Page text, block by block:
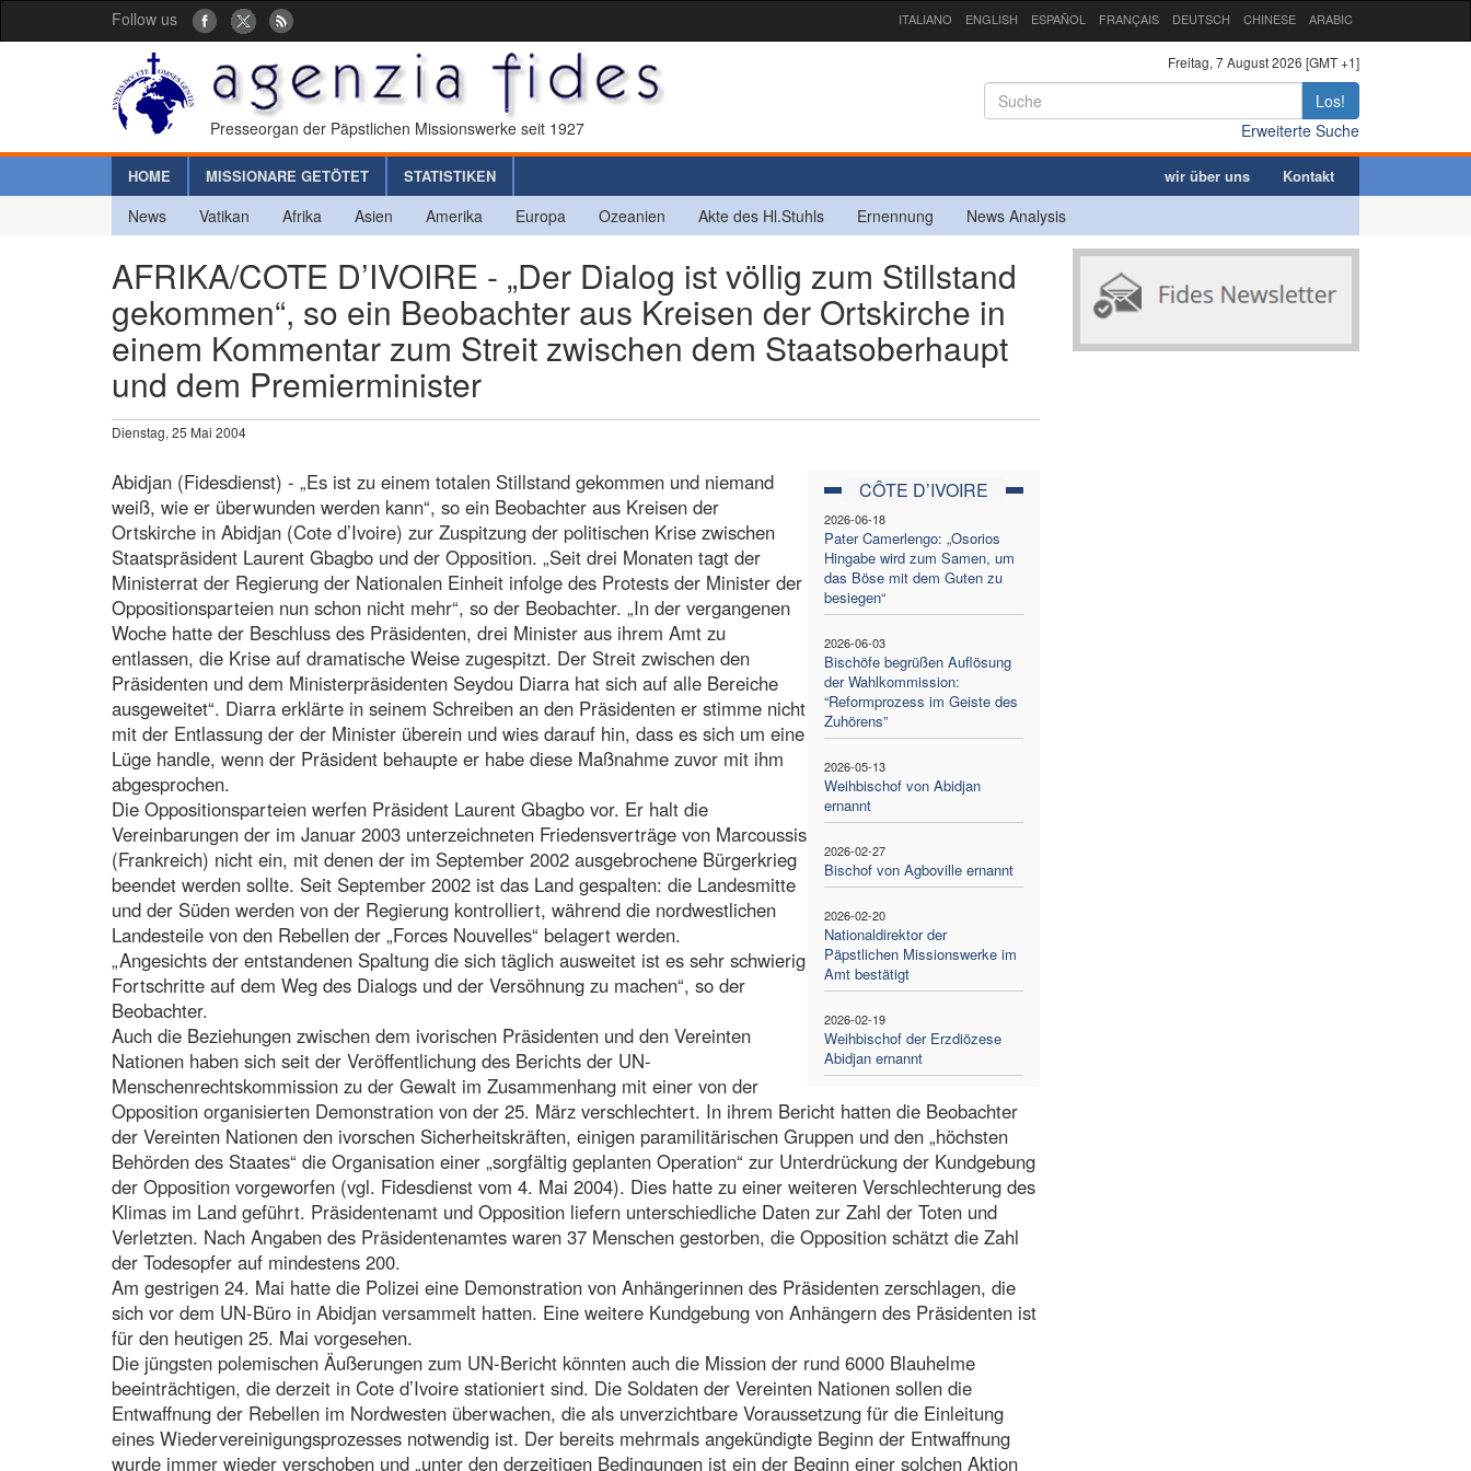
Follow us ITALIANO ENGLISH ESPAÑOL FRANÇAIS DEUTSCH CHINESE ARABIC
Presseorgan der Päpstlichen Missionswerke seit 1927
Freitag, 7 August 2026 [GMT +1]
Los!
Erweiterte Suche
HOME MISSIONARE GETÖTET STATISTIKEN wir über uns Kontakt
News Vatikan Afrika Asien Amerika Europa Ozeanien Akte des Hl.Stuhls Ernennung News Analysis
AFRIKA/COTE D’IVOIRE - „Der Dialog ist völlig zum Stillstand
gekommen“, so ein Beobachter aus Kreisen der Ortskirche in
einem Kommentar zum Streit zwischen dem Staatsoberhaupt
und dem Premierminister
Dienstag, 25 Mai 2004
CÔTE D’IVOIRE
2026-06-18
Pater Camerlengo: „Osorios
Hingabe wird zum Samen, um
das Böse mit dem Guten zu
besiegen“
2026-06-03
Bischöfe begrüßen Auflösung
der Wahlkommission:
“Reformprozess im Geiste des
Zuhörens”
2026-05-13
Weihbischof von Abidjan
ernannt
2026-02-27
Bischof von Agboville ernannt
2026-02-20
Nationaldirektor der
Päpstlichen Missionswerke im
Amt bestätigt
2026-02-19
Weihbischof der Erzdiözese
Abidjan ernannt
Abidjan (Fidesdienst) - „Es ist zu einem totalen Stillstand gekommen und niemand
weiß, wie er überwunden werden kann“, so ein Beobachter aus Kreisen der
Ortskirche in Abidjan (Cote d’Ivoire) zur Zuspitzung der politischen Krise zwischen
Staatspräsident Laurent Gbagbo und der Opposition. „Seit drei Monaten tagt der
Ministerrat der Regierung der Nationalen Einheit infolge des Protests der Minister der
Oppositionsparteien nun schon nicht mehr“, so der Beobachter. „In der vergangenen
Woche hatte der Beschluss des Präsidenten, drei Minister aus ihrem Amt zu
entlassen, die Krise auf dramatische Weise zugespitzt. Der Streit zwischen den
Präsidenten und dem Ministerpräsidenten Seydou Diarra hat sich auf alle Bereiche
ausgeweitet“. Diarra erklärte in seinem Schreiben an den Präsidenten er stimme nicht
mit der Entlassung der der Minister überein und wies darauf hin, dass es sich um eine
Lüge handle, wenn der Präsident behaupte er habe diese Maßnahme zuvor mit ihm
abgesprochen.
Die Oppositionsparteien werfen Präsident Laurent Gbagbo vor. Er halt die
Vereinbarungen der im Januar 2003 unterzeichneten Friedensverträge von Marcoussis
(Frankreich) nicht ein, mit denen der im September 2002 ausgebrochene Bürgerkrieg
beendet werden sollte. Seit September 2002 ist das Land gespalten: die Landesmitte
und der Süden werden von der Regierung kontrolliert, während die nordwestlichen
Landesteile von den Rebellen der „Forces Nouvelles“ belagert werden.
„Angesichts der entstandenen Spaltung die sich täglich ausweitet ist es sehr schwierig
Fortschritte auf dem Weg des Dialogs und der Versöhnung zu machen“, so der
Beobachter.
Auch die Beziehungen zwischen dem ivorischen Präsidenten und den Vereinten
Nationen haben sich seit der Veröffentlichung des Berichts der UN-
Menschenrechtskommission zu der Gewalt im Zusammenhang mit einer von der
Opposition organisierten Demonstration von der 25. März verschlechtert. In ihrem Bericht hatten die Beobachter
der Vereinten Nationen den ivorschen Sicherheitskräften, einigen paramilitärischen Gruppen und den „höchsten
Behörden des Staates“ die Organisation einer „sorgfältig geplanten Operation“ zur Unterdrückung der Kundgebung
der Opposition vorgeworfen (vgl. Fidesdienst vom 4. Mai 2004). Dies hatte zu einer weiteren Verschlechterung des
Klimas im Land geführt. Präsidentenamt und Opposition liefern unterschiedliche Daten zur Zahl der Toten und
Verletzten. Nach Angaben des Präsidentenamtes waren 37 Menschen gestorben, die Opposition schätzt die Zahl
der Todesopfer auf mindestens 200.
Am gestrigen 24. Mai hatte die Polizei eine Demonstration von Anhängerinnen des Präsidenten zerschlagen, die
sich vor dem UN-Büro in Abidjan versammelt hatten. Eine weitere Kundgebung von Anhängern des Präsidenten ist
für den heutigen 25. Mai vorgesehen.
Die jüngsten polemischen Äußerungen zum UN-Bericht könnten auch die Mission der rund 6000 Blauhelme
beeinträchtigen, die derzeit in Cote d’Ivoire stationiert sind. Die Soldaten der Vereinten Nationen sollen die
Entwaffnung der Rebellen im Nordwesten überwachen, die als unverzichtbare Voraussetzung für die Einleitung
eines Wiedervereinigungsprozesses notwendig ist. Der bereits mehrmals angekündigte Beginn der Entwaffnung
wurde immer wieder verschoben und „unter den derzeitigen Bedingungen ist ein der Beginn einer solchen Aktion